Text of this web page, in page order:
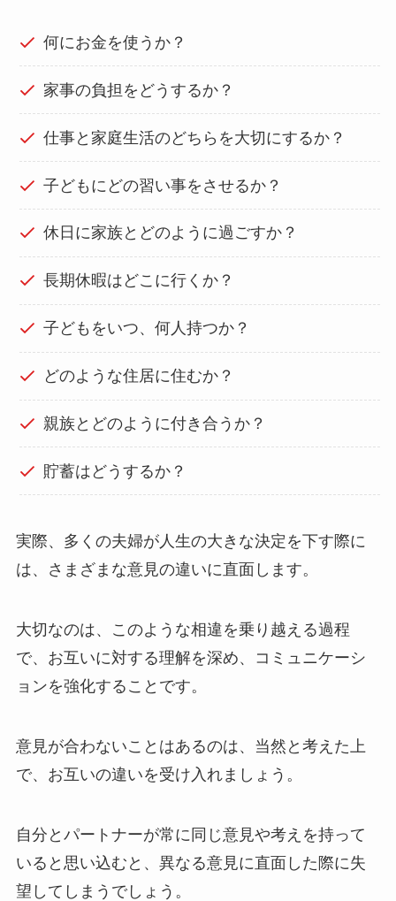
何にお金を使うか？
家事の負担をどうするか？
仕事と家庭生活のどちらを大切にするか？
子どもにどの習い事をさせるか？
休日に家族とどのように過ごすか？
長期休暇はどこに行くか？
子どもをいつ、何人持つか？
どのような住居に住むか？
親族とどのように付き合うか？
貯蓄はどうするか？
実際、多くの夫婦が人生の大きな決定を下す際に
は、さまざまな意見の違いに直面します。
大切なのは、このような相違を乗り越える過程
で、お互いに対する理解を深め、コミュニケーシ
ョンを強化することです。
意見が合わないことはあるのは、当然と考えた上
で、お互いの違いを受け入れましょう。
自分とパートナーが常に同じ意見や考えを持って
いると思い込むと、異なる意見に直面した際に失
望してしまうでしょう。